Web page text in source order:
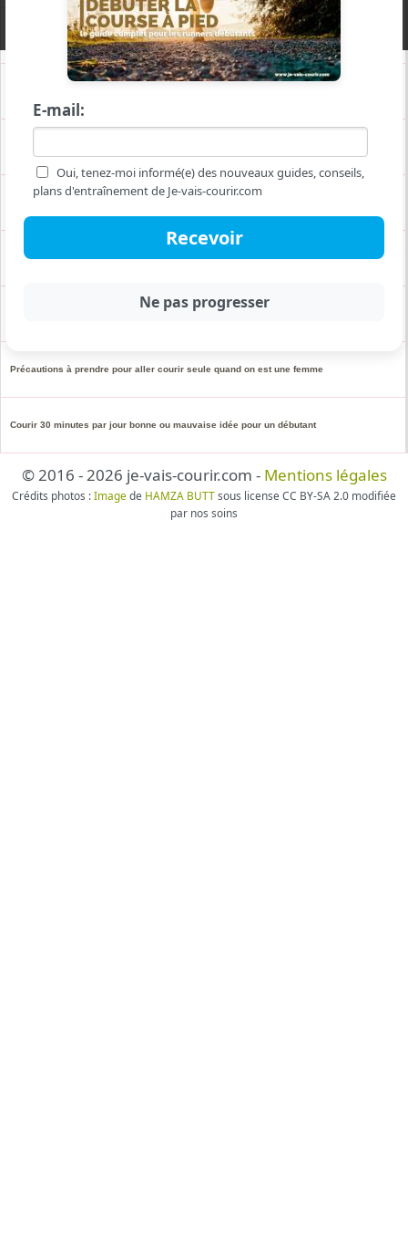
E-mail:
Oui, tenez-moi informé(e) des nouveaux guides, conseils,
plans d'entraînement de Je-vais-courir.com
Pps.athle.fr demander son Parcours Prévention Santé en ligne pour la course à pied
Applications pour courir et gagner de l'argent
Faut-il acheter son matériel de course à pied sur Aliexpress ?
Précautions à prendre pour aller courir seule quand on est une femme
Courir 30 minutes par jour bonne ou mauvaise idée pour un débutant
© 2016 - 2026 je-vais-courir.com - Mentions légales
Crédits photos :Image de HAMZA BUTTsous license CC BY-SA 2.0 modifiée
par nos soins